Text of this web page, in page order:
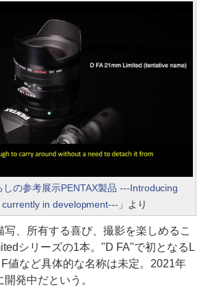
の参考展示PENTAX製品 ---Introducing
in development--- 」より
写、所有する喜び、撮影を楽しめるこ
シリーズの1本。"D FA"で初となるL
値など具体的な名称は未定。2021年
発中だという。